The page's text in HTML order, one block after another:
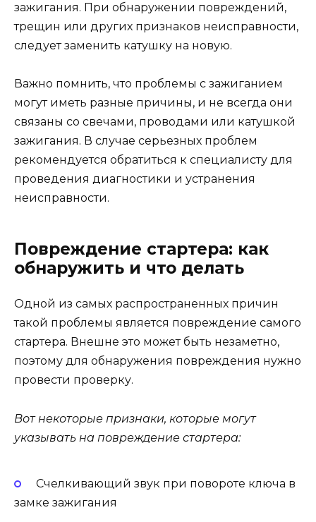
зажигания. При обнаружении повреждений,
трещин или других признаков неисправности,
следует заменить катушку на новую.
Важно помнить, что проблемы с зажиганием
могут иметь разные причины, и не всегда они
связаны со свечами, проводами или катушкой
зажигания. В случае серьезных проблем
рекомендуется обратиться к специалисту для
проведения диагностики и устранения
неисправности.
Повреждение стартера: как
обнаружить и что делать
Одной из самых распространенных причин
такой проблемы является повреждение самого
стартера. Внешне это может быть незаметно,
поэтому для обнаружения повреждения нужно
провести проверку.
Вот некоторые признаки, которые могут
указывать на повреждение стартера:
Счелкивающий звук при повороте ключа в
замке зажигания